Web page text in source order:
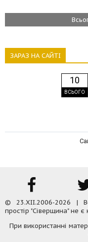
ЗАРАЗ НА САЙТІ
10
ВСЬОГО
© 23.XII.2006-2026 |
простір "Сіверщина" не
При використанні